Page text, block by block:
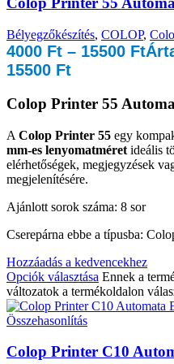
Bélyegzőkészítés, COLOP,
4000 Ft – 15500 Ft
15500 Ft
Colop Printer 55
A Colop Printer 55 egy
mm-es lenyomatméret ideális
elérhetőségek, megjegyzések
megjelenítésére.
Ajánlott sorok száma: 8 sor
Cserepárna ebbe a típusba:
Hozzáadás a kedvencekhez
Opciók választása Ennek a
változatok a termékoldalon
Összehasonlítás
Colop Printer C10